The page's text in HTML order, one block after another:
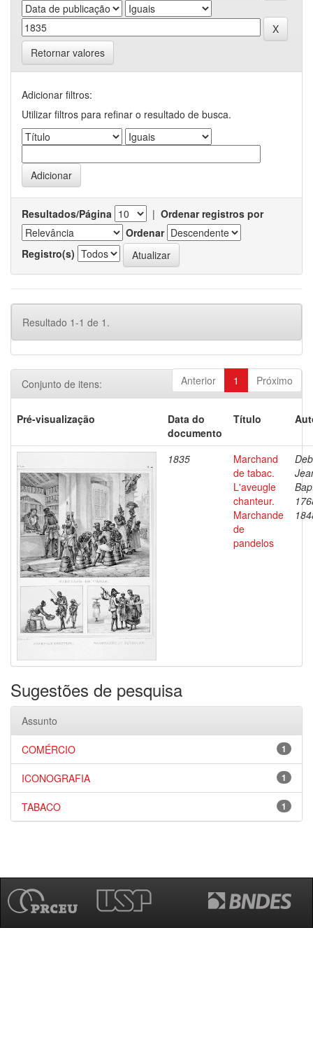
Retornar valores
Adicionar filtros:
Utilizar filtros para refinar o resultado de busca.
Resultados/Página | Ordenar registros por
Ordenar
Registro(s)
Resultado 1-1 de 1.
Anterior 1 Próximo
Conjunto de itens:
Pré-visualização
Data do
documento
Título
1835
Marchand
de tabac.
L'aveugle
chanteur.
Marchande
de
pandelos
Sugestões de pesquisa
Assunto
1
COMÉRCIO
1
ICONOGRAFIA
1
TABACO